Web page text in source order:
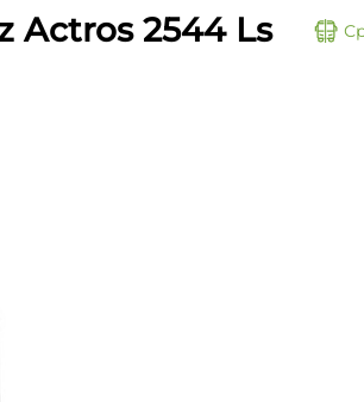
Actros 2544 Ls